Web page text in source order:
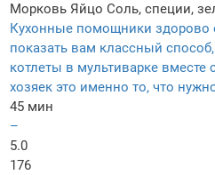
Морковь Яйцо Соль, специи,
Кухонные помощники здорово
показать вам классный
котлеты в мультиварке вместе
хозяек это именно то, что
45 мин
–
5.0
176